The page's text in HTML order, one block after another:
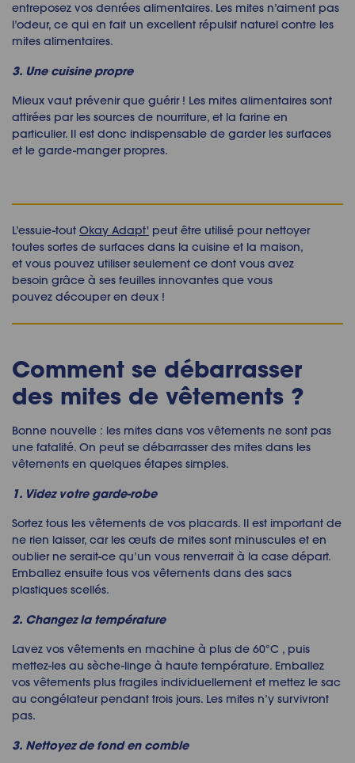
entreposez vos denrées alimentaires. Les mites n’aiment pas
l’odeur, ce qui en fait un excellent répulsif naturel contre les
mites alimentaires.
3. Une cuisine propre
Mieux vaut prévenir que guérir ! Les mites alimentaires sont
attirées par les sources de nourriture, et la farine en
particulier. Il est donc indispensable de garder les surfaces
et le garde-manger propres.
L’essuie-tout Okay Adapt' peut être utilisé pour nettoyer
toutes sortes de surfaces dans la cuisine et la maison,
et vous pouvez utiliser seulement ce dont vous avez
besoin grâce à ses feuilles innovantes que vous
pouvez découper en deux !
Comment se débarrasser
des mites de vêtements ?
Bonne nouvelle : les mites dans vos vêtements ne sont pas
une fatalité. On peut se débarrasser des mites dans les
vêtements en quelques étapes simples.
1. Videz votre garde-robe
Sortez tous les vêtements de vos placards. Il est important de
ne rien laisser, car les œufs de mites sont minuscules et en
oublier ne serait-ce qu’un vous renverrait à la case départ.
Emballez ensuite tous vos vêtements dans des sacs
plastiques scellés.
2. Changez la température
Lavez vos vêtements en machine à plus de 60°C , puis
mettez-les au sèche-linge à haute température. Emballez
vos vêtements plus fragiles individuellement et mettez le sac
au congélateur pendant trois jours. Les mites n’y survivront
pas.
3. Nettoyez de fond en comble